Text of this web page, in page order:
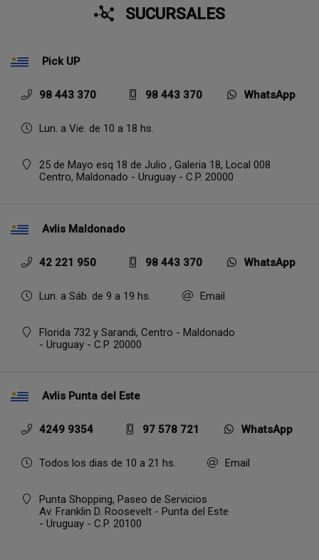
SUCURSALES
Pick UP
98 443 370 98 443 370 WhatsApp
Lun. a Vie. de 10 a 18 hs.
25 de Mayo esq 18 de Julio , Galeria 18, Local 008
Centro, Maldonado - Uruguay - C.P. 20000
Avlis Maldonado
42 221 950 98 443 370 WhatsApp
Lun. a Sáb. de 9 a 19 hs. Email
Florida 732 y Sarandi, Centro - Maldonado
- Uruguay - C.P. 20000
Avlis Punta del Este
4249 9354 97 578 721 WhatsApp
Todos los dias de 10 a 21 hs. Email
Punta Shopping, Paseo de Servicios
Av. Franklin D. Roosevelt - Punta del Este
- Uruguay - C.P. 20100